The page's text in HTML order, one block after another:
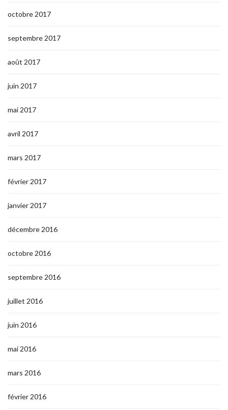
octobre 2017
septembre 2017
août 2017
juin 2017
mai 2017
avril 2017
mars 2017
février 2017
janvier 2017
décembre 2016
octobre 2016
septembre 2016
juillet 2016
juin 2016
mai 2016
mars 2016
février 2016